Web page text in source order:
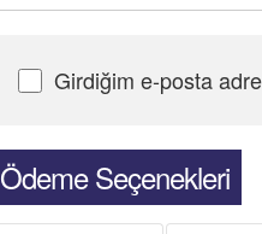
Girdiğim e-posta
Ödeme Seçenekleri